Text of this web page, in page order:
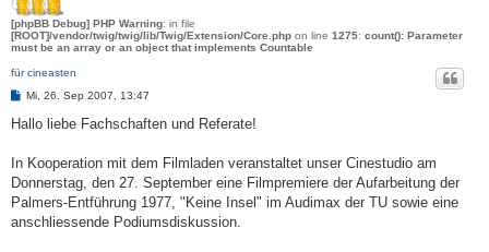
[phpBB Debug] PHP Warning: in file
[ROOT]/vendor/twig/twig/lib/Twig/Extension/Core.php on line 1275: count(): Parameter
must be an array or an object that implements Countable
für cineasten
B
i
a
Mi, 26. Sep 2007, 13:47
Hallo liebe Fachschaften und Referate!
In Kooperation mit dem Filmladen veranstaltet unser Cinestudio am
Donnerstag, den 27. September eine Filmpremiere der Aufarbeitung der
Palmers-Entführung 1977, "Keine Insel" im Audimax der TU sowie eine
anschliessende Podiumsdiskussion.